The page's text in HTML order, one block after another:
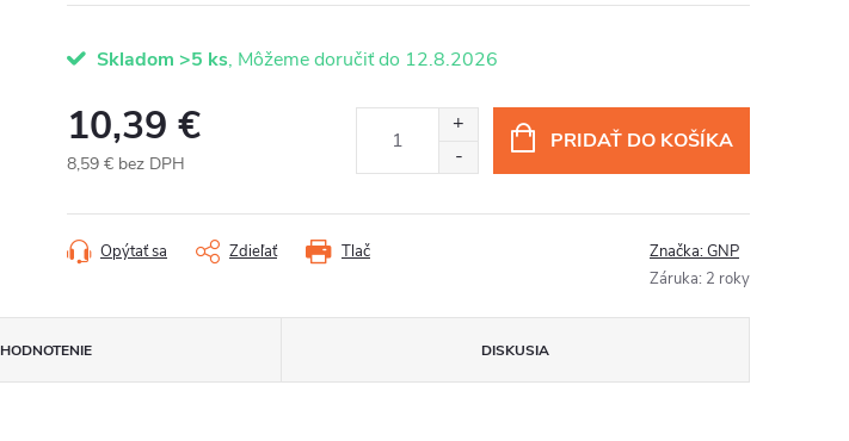
Skladom >5 ks 12.8.2026
10,39 €
8,59 € bez DPH
cena:
PRIDAŤ DO KOŠÍKA
Tlač
Opýtať sa Zdieľať Značka:GNP
Záruka: 2 roky
HODNOTENIE DISKUSIA